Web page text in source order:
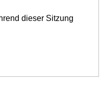
dieser Sitzung